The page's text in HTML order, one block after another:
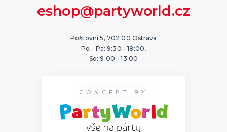
eshop@partyworld.cz
Poštovní 5, 702 00 Ostrava
Po - Pá: 9:30 - 18:00,
So: 9:00 - 13:00
CONCEPT BY